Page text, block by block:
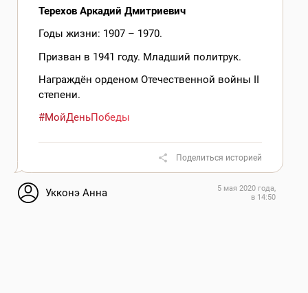
Терехов Аркадий Дмитриевич
Годы жизни: 1907 – 1970.
Призван в 1941 году. Младший политрук.
Награждён орденом Отечественной войны II
степени.
#МойДеньПобеды
Поделиться историей
Укконэ Анна
5 мая 2020 года,
в 14:50